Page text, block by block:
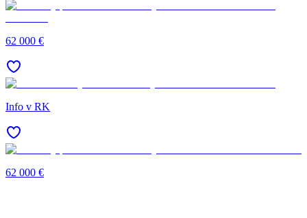
62 000 €
Info v RK
62 000 €